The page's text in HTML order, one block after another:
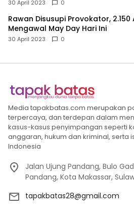
30 April 2023 0
Rawan Disusupi Provokator,
Mengawal May Day Hari Ini
30 April 2023 0
Media tapakbatas.com merupakan
terpercaya, dan terdepan dalam
kasus-kasus penyimpangan seperti
anggaran, hukum dan kriminal, serta
Indonesia
Jalan Ujung Pandang, Bulo
Pandang, Kota Makassar,
tapakbatas28@gmail.com